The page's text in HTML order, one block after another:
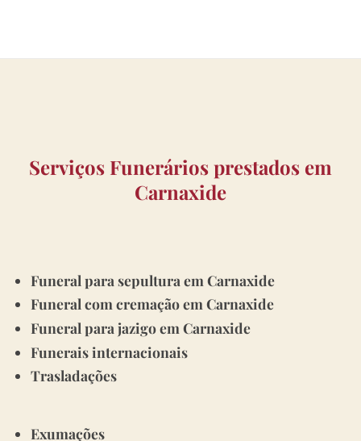
Serviços Funerários prestados em
Carnaxide
Funeral para sepultura em Carnaxide
Funeral com cremação em Carnaxide
Funeral para jazigo em Carnaxide
Funerais internacionais
Trasladações
Exumações